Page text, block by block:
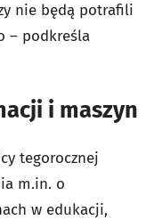
nie będą potrafili
– podkreśla
i maszyn
tegorocznej
m.in. o
w edukacji,